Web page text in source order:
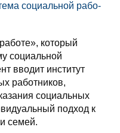
со­ци­аль­ной ра­бо­
который
социальной
вводит институт
работников,
социальных
подход к
семей.